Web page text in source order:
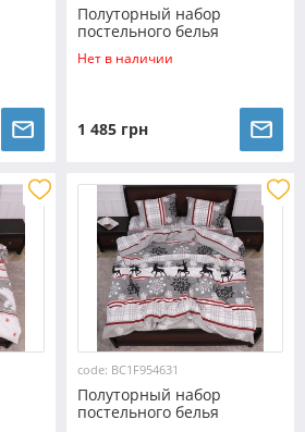
Полуторный набор
постельного белья
150*220 из Фланели
№9520141 Черешенка™
Нет в наличии
1 485 грн
code: BC1F954631
Полуторный набор
постельного белья